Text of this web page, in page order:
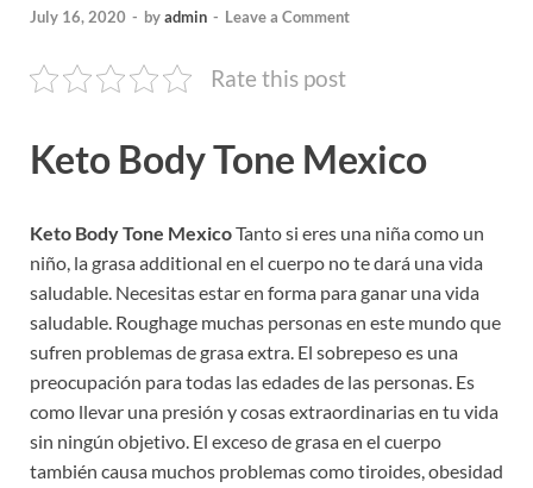
July 16, 2020 - byadmin - Leave a Comment
Rate this post
Keto Body Tone Mexico
Keto Body Tone MexicoTanto si eres una niña como un
niño, la grasa additional en el cuerpo no te dará una vida
saludable. Necesitas estar en forma para ganar una vida
saludable. Roughage muchas personas en este mundo que
sufren problemas de grasa extra. El sobrepeso es una
preocupación para todas las edades de las personas. Es
como llevar una presión y cosas extraordinarias en tu vida
sin ningún objetivo. El exceso de grasa en el cuerpo
también causa muchos problemas como tiroides, obesidad